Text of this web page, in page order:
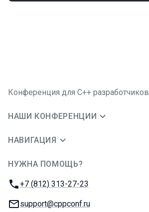
Конференция для C++ разработчиков
НАШИ КОНФЕРЕНЦИИ
НАВИГАЦИЯ
НУЖНА ПОМОЩЬ?
Телефон:
+7 (812) 313-27-23
E-mail:
support@cppconf.ru